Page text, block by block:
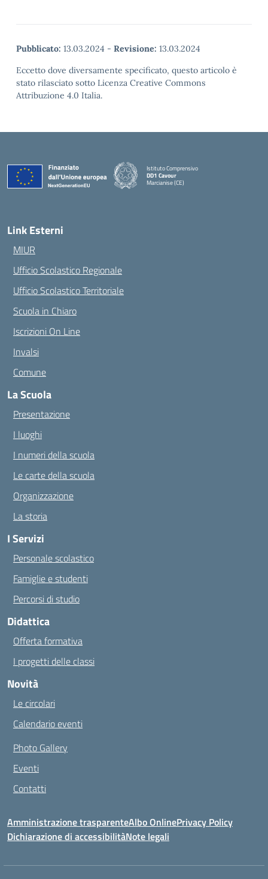
Pubblicato: 13.03.2024 - Revisione: 13.03.2024
Eccetto dove diversamente specificato, questo articolo è
stato rilasciato sotto Licenza Creative Commons
Attribuzione 4.0 Italia.
Istituto Comprensivo
DD1 Cavour
Marcianise (CE)
Link Esterni
MIUR
Ufficio Scolastico Regionale
Ufficio Scolastico Territoriale
Scuola in Chiaro
Iscrizioni On Line
Invalsi
Comune
La Scuola
Presentazione
I luoghi
I numeri della scuola
Le carte della scuola
Organizzazione
La storia
I Servizi
Personale scolastico
Famiglie e studenti
Percorsi di studio
Didattica
Offerta formativa
I progetti delle classi
Novità
Le circolari
Calendario eventi
Photo Gallery
Eventi
Contatti
Amministrazione trasparenteAlbo OnlinePrivacy Policy
Dichiarazione di accessibilitàNote legali